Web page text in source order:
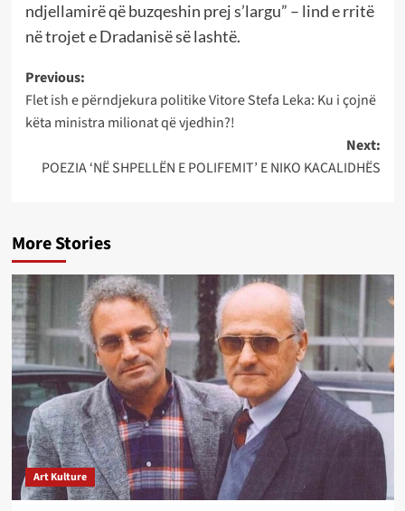
ndjellamirë që buzqeshin prej s’largu” – lind e rritë
në trojet e Dradanisë së lashtë.
Post
navigation
Previous:
Flet ish e përndjekura politike Vitore Stefa Leka: Ku i çojnë
këta ministra milionat që vjedhin?!
Next:
POEZIA ‘NË SHPELLËN E POLIFEMIT’ E NIKO KACALIDHËS
More Stories
Art Kulture